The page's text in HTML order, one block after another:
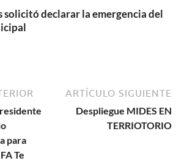
solicitó declarar la emergencia del
para
Te
ARTÍCULO SIGUIENTE
Despliegue MIDES EN
TERRIOTORIO